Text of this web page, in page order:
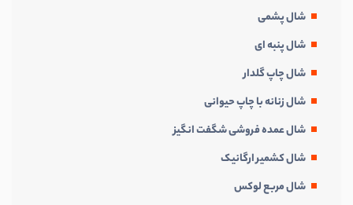
شال پشمی
شال پنبه ای
شال چاپ گلدار
شال زنانه با چاپ حیوانی
شال عمده فروشی شگفت انگیز
شال کشمیر ارگانیک
شال مربع لوکس